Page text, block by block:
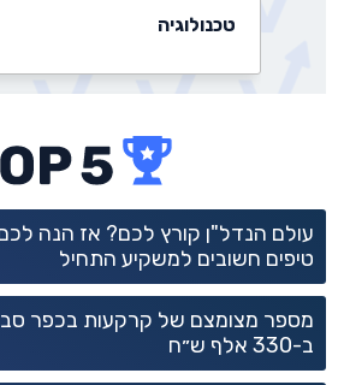
קריפטו
משרד החקלאות נגד הפיכת
מהתוצרת של ישראל
נדל״ן
שקל: דצמבר הלוהט בשוק
נדל״ן
טיפים חשובים למשקיע התחיל
מספר מצומצם של קרקעות בכפר
ב-330 אלף ש״ח